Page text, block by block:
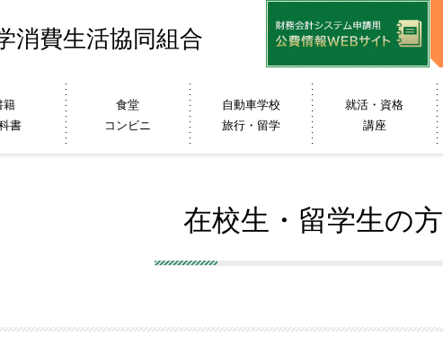
消費生活協同組合
籍
書
食堂
コンビニ
自動車学校
旅行・留学
就活・資格
講座
在校生・留学生の方